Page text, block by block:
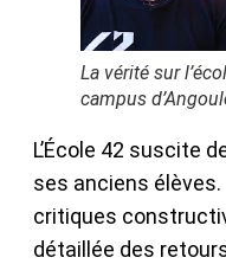
La vérité sur
campus
L’École 42 suscite
ses anciens
critiques
détaillée des